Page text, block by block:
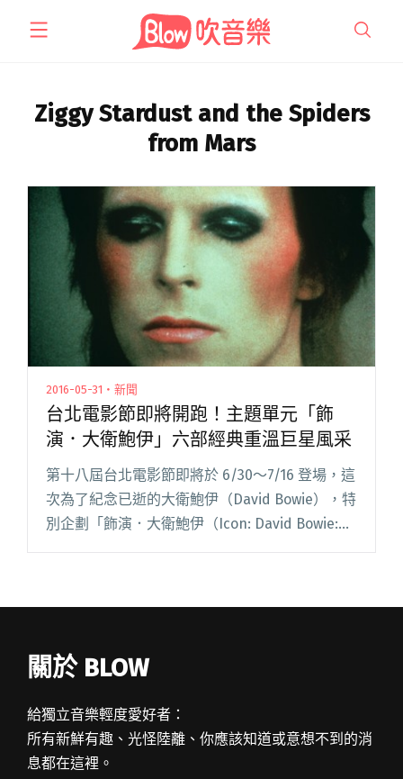
Ziggy Stardust and the Spiders
from Mars
2016-05-31・新聞
台北電影節即將開跑！主題單元「飾
演．大衛鮑伊」六部經典重溫巨星風采
第十八屆台北電影節即將於 6/30～7/16 登場，這
次為了紀念已逝的大衛鮑伊（David Bowie），特
別企劃「飾演．大衛鮑伊（Icon: David Bowie:
Performing the Strange）」專題，包括一部演
關於 BLOW
給獨立音樂輕度愛好者：
所有新鮮有趣、光怪陸離、你應該知道或意想不到的消
息都在這裡。